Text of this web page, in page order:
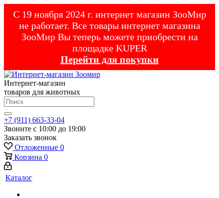
С 19 ноября 2024 г. интернет магазин ЗооМир
не работает. Все товары интернет магазина
ЗооМир Вы теперь можете приобрести на
площадке KUPER
Перейти для покупки
Интернет-магазин
товаров для животных
+7 (911) 663-33-04
Звоните с 10:00 до 19:00
Заказать звонок
Отложенные 0
Корзина 0
Каталог